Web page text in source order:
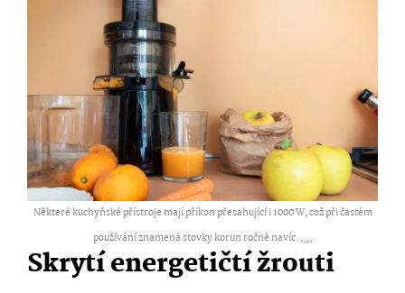
Některé kuchyňské přístroje mají příkon přesahující i 1000 W, což při častém
používání znamená stovky korun ročně navíc. ,...
Skrytí energetičtí žrouti